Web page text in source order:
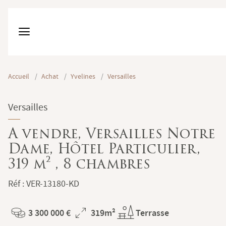
Accueil / Achat / Yvelines / Versailles
Versailles
A vendre, Versailles Notre
Dame, Hôtel Particulier,
319 m² , 8 chambres
Réf : VER-13180-KD
Prix
3 300 000 €
Superficie
319m²
Terrasse